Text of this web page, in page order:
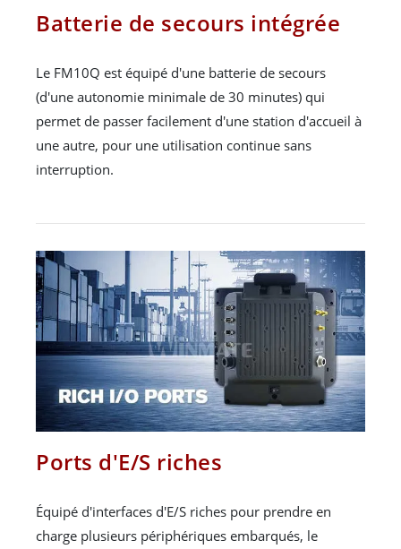
Batterie de secours intégrée
Le FM10Q est équipé d'une batterie de secours
(d'une autonomie minimale de 30 minutes) qui
permet de passer facilement d'une station d'accueil à
une autre, pour une utilisation continue sans
interruption.
Ports d'E/S riches
Équipé d'interfaces d'E/S riches pour prendre en
charge plusieurs périphériques embarqués, le